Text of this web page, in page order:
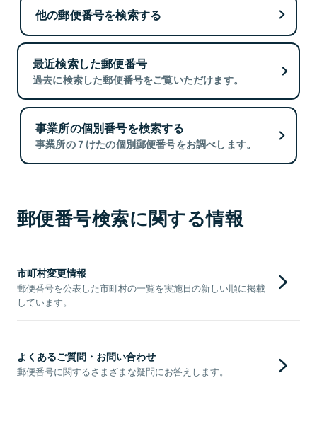
他の郵便番号を検索する
最近検索した郵便番号
過去に検索した郵便番号をご覧いただけます。
事業所の個別番号を検索する
事業所の７けたの個別郵便番号をお調べします。
郵便番号検索に関する情報
市町村変更情報
郵便番号を公表した市町村の一覧を実施日の新しい順に掲載
しています。
よくあるご質問・お問い合わせ
郵便番号に関するさまざまな疑問にお答えします。